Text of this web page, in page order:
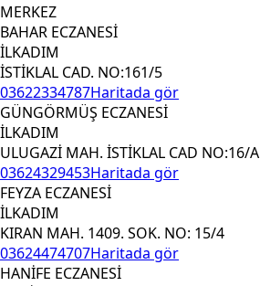
MERKEZ
BAHAR ECZANESİ
İLKADIM
İSTİKLAL CAD. NO:161/5
03622334787Haritada gör
GÜNGÖRMÜŞ ECZANESİ
İLKADIM
ULUGAZİ MAH. İSTİKLAL CAD NO:16/A
03624329453Haritada gör
FEYZA ECZANESİ
İLKADIM
KIRAN MAH. 1409. SOK. NO: 15/4
03624474707Haritada gör
HANİFE ECZANESİ